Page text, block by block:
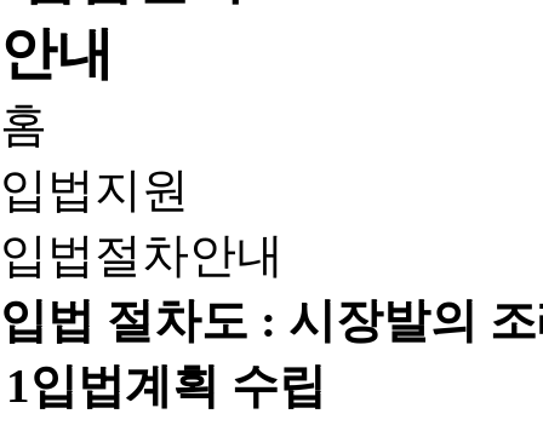
홈
입법지원
입법절차안내
입법 절차도 : 시장발의
1입법계획 수립